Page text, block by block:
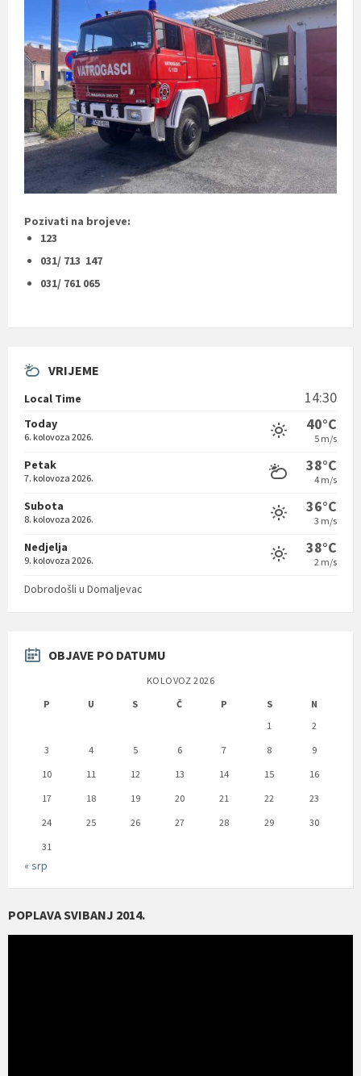
Pozivati na brojeve:
123
031/ 713 147
031/ 761 065
VRIJEME
Local Time 14:30
Today
6. kolovoza 2026.
40°C
5 m/s
Petak
7. kolovoza 2026.
38°C
4 m/s
Subota
8. kolovoza 2026.
36°C
3 m/s
Nedjelja
9. kolovoza 2026.
38°C
2 m/s
Dobrodošli u Domaljevac
OBJAVE PO DATUMU
KOLOVOZ 2026
P
U S Č P S
N
1
2
3
4 5 6 7 8
9
10
11 12 13 14 15
16
17
18 19 20 21 22
23
24
25 26 27 28 29
30
31
« srp
POPLAVA SVIBANJ 2014.